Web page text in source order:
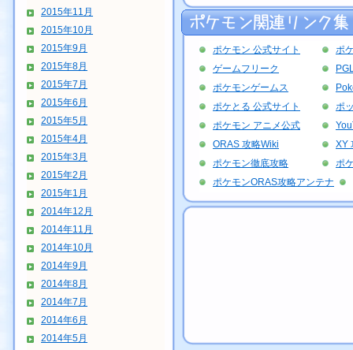
2015年11月
2015年10月
2015年9月
2015年8月
2015年7月
2015年6月
2015年5月
2015年4月
2015年3月
2015年2月
2015年1月
2014年12月
2014年11月
2014年10月
2014年9月
2014年8月
2014年7月
2014年6月
2014年5月
ポケモン 公式サイト
ポ
ゲームフリーク
ポケモンゲームス
ポケとる 公式サイト
ポ
ポケモン アニメ公式
ORAS 攻略Wiki
XY
ポケモン徹底攻略
ポ
ポケモンORAS攻略アンテナ